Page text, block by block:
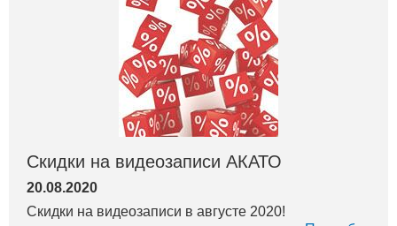
Скидки на видеозаписи АКАТО
20.08.2020
Скидки на видеозаписи в августе 2020!